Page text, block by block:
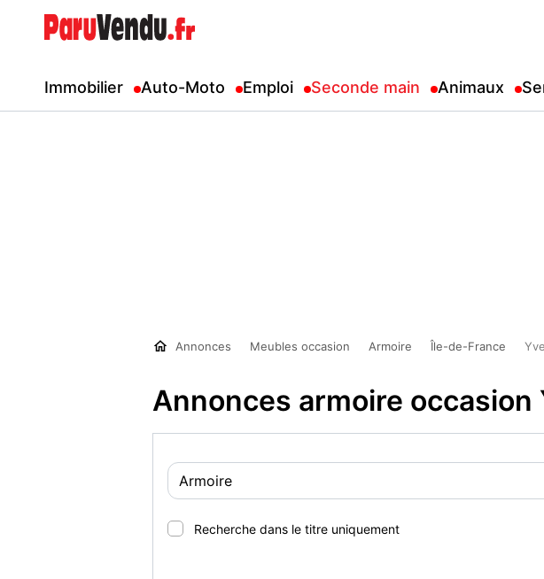
Immobilier Auto-Moto Emploi Seconde main Animaux
Annonces Meubles occasion Armoire Île-de-France
Annonces armoire occasion
Recherche dans le titre uniquement